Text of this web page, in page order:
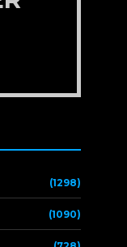
(1298)
(1090)